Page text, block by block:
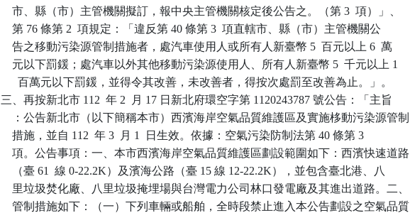
    市、縣（市）主管機關擬訂，報中央主管機關核定後公告之。（第 3  項）」、
    第 76 條第 2  項規定：「違反第 40 條第 3  項直轄市、縣（市）主管機關公
    告之移動污染源管制措施者，處汽車使用人或所有人新臺幣 5  百元以上 6  萬
    元以下罰鍰；處汽車以外其他移動污染源使用人、所有人新臺幣 5  千元以上 1
      百萬元以下罰鍰，並得令其改善，未改善者，得按次處罰至改善為止。」。
三、再按新北市 112  年 2  月 17 日新北府環空字第 1120243787 號公告：「主旨
    ：公告新北市（以下簡稱本市）西濱海岸空氣品質維護區及實施栘動污染源管制
    措施，並自 112  年 3  月 1  日生效。依據：空氣污染防制法第 40 條第 3
    項。公告事項：一、本市西濱海岸空氣品質維護區劃設範圍如下：西濱快速道路
    （臺 61  線 0-22.2K）及濱海公路（臺 15 線 12-22.2K），並包含臺北港、八
    里垃圾焚化廠、八里垃圾掩埋場與台灣電力公司林口發電廠及其進出道路。二、
    管制措施如下：（一）下列車輛或船舶，全時段禁止進入本公告劃設之空氣品質